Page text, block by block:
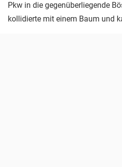
Pkw in die gegenüberliegende
kollidierte mit einem Baum und